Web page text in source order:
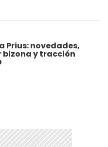
Prius: novedades,
y tracción